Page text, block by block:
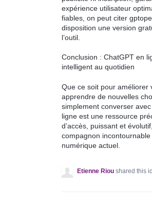
expérience utilisateur
fiables, on peut citer
disposition une version
l’outil.
Conclusion : ChatGPT en
intelligent au quotidien
Que ce soit pour améliorer
apprendre de nouvelles
simplement converser
ligne est une ressource
d’accès, puissant et
compagnon
numérique actuel.
Etienne Riou shared this